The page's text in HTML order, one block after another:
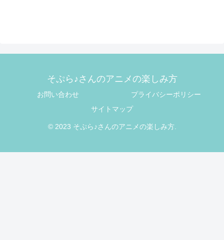
そぷら♪さんのアニメの楽しみ方
お問い合わせ
プライバシーポリシー
サイトマップ
© 2023 そぷら♪さんのアニメの楽しみ方.